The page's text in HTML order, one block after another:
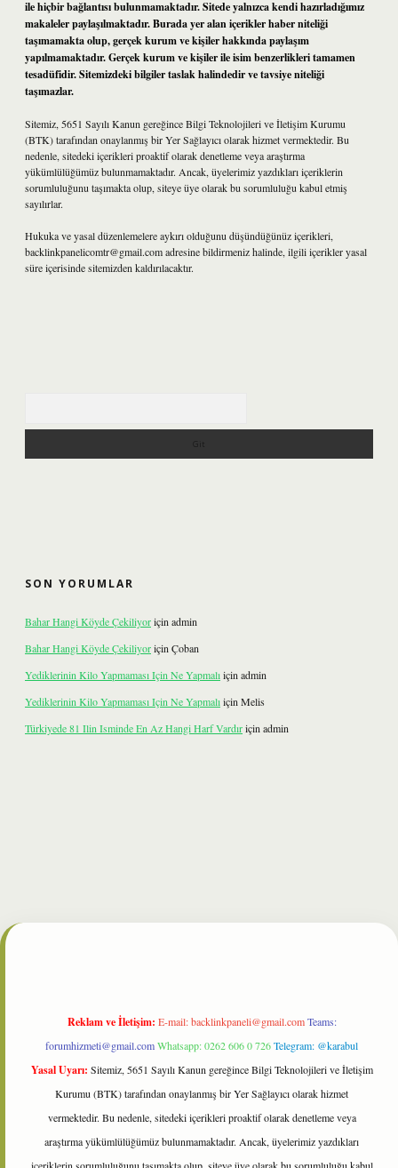
ile hiçbir bağlantısı bulunmamaktadır. Sitede yalnızca kendi hazırladığımız
makaleler paylaşılmaktadır. Burada yer alan içerikler haber niteliği
taşımamakta olup, gerçek kurum ve kişiler hakkında paylaşım
yapılmamaktadır. Gerçek kurum ve kişiler ile isim benzerlikleri tamamen
tesadüfidir. Sitemizdeki bilgiler taslak halindedir ve tavsiye niteliği
taşımazlar.
Sitemiz, 5651 Sayılı Kanun gereğince Bilgi Teknolojileri ve İletişim Kurumu
(BTK) tarafından onaylanmış bir Yer Sağlayıcı olarak hizmet vermektedir. Bu
nedenle, sitedeki içerikleri proaktif olarak denetleme veya araştırma
yükümlülüğümüz bulunmamaktadır. Ancak, üyelerimiz yazdıkları içeriklerin
sorumluluğunu taşımakta olup, siteye üye olarak bu sorumluluğu kabul etmiş
sayılırlar.
Hukuka ve yasal düzenlemelere aykırı olduğunu düşündüğünüz içerikleri,
backlinkpanelicomtr@gmail.comadresine bildirmeniz halinde, ilgili içerikler yasal
süre içerisinde sitemizden kaldırılacaktır.
SON YORUMLAR
Bahar Hangi Köyde Çekiliyoriçin admin
Bahar Hangi Köyde Çekiliyoriçin Çoban
Yediklerinin Kilo Yapmaması Için Ne Yapmalıiçin admin
Yediklerinin Kilo Yapmaması Için Ne Yapmalıiçin Melis
Türkiyede 81 Ilin Isminde En Az Hangi Harf Vardıriçin admin
Reklam ve İletişim: E-mail:backlinkpaneli@gmail.com Teams:
forumhizmeti@gmail.comWhatsapp: 0262 606 0 726Telegram: @karabul
Yasal Uyarı: Sitemiz, 5651 Sayılı Kanun gereğince Bilgi Teknolojileri ve İletişim
Kurumu (BTK) tarafından onaylanmış bir Yer Sağlayıcı olarak hizmet
vermektedir. Bu nedenle, sitedeki içerikleri proaktif olarak denetleme veya
araştırma yükümlülüğümüz bulunmamaktadır. Ancak, üyelerimiz yazdıkları